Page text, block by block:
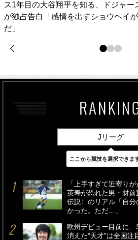
ス1年目の大谷翔平を知る、ドジャー
が独占告白「感情を出すショウヘイ
だ」
Jリーグ
最新 24時間
「上手すぎて近寄り
英寿が恐れた男・財
伝説〉のリアル「自
かった。ただ…」
欧州デビュー目前に
消えた“天才”は全国
ここから競技を選択できま